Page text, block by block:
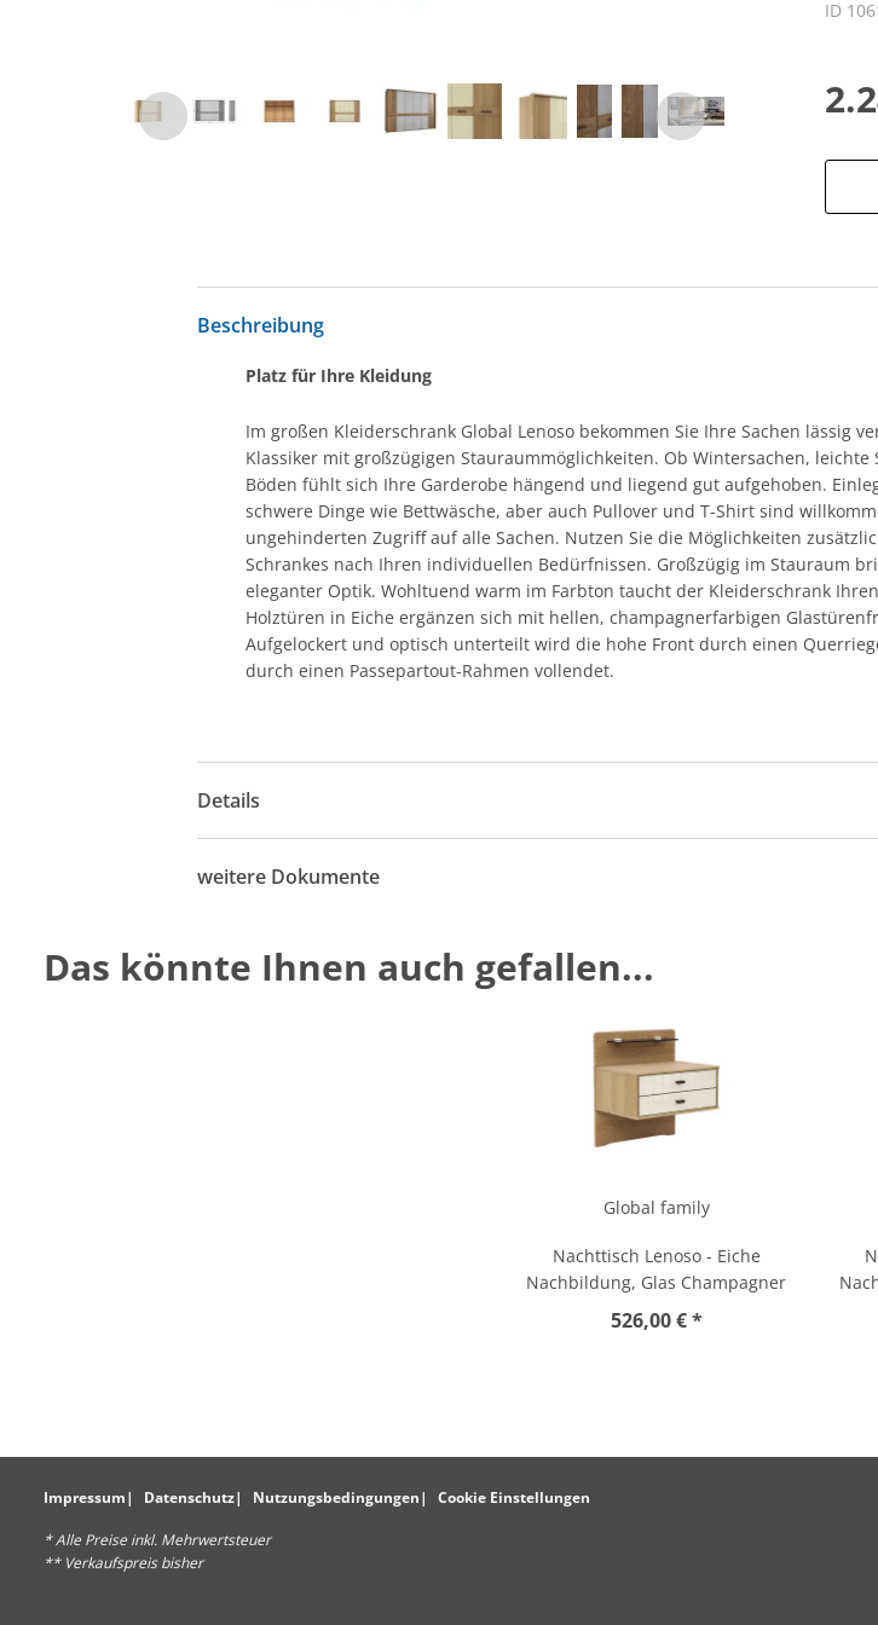
ID
Beschreibung
Platz für Ihre Kleidung
Im großen Kleiderschrank Global Lenoso bekommen Sie Ihre Sachen lässig
Klassiker mit großzügigen Stauraummöglichkeiten. Ob Wintersachen,
Böden fühlt sich Ihre Garderobe hängend und liegend gut aufgehoben.
schwere Dinge wie Bettwäsche, aber auch Pullover und T-Shirt sind
ungehinderten Zugriff auf alle Sachen. Nutzen Sie die Möglichkeiten
Schrankes nach Ihren individuellen Bedürfnissen. Großzügig im Stauraum
eleganter Optik. Wohltuend warm im Farbton taucht der Kleiderschrank
Holztüren in Eiche ergänzen sich mit hellen, champagnerfarbigen
Aufgelockert und optisch unterteilt wird die hohe Front durch einen
durch einen Passepartout-Rahmen vollendet.
Details
weitere Dokumente
Das könnte Ihnen auch gefallen...
Global family
Nachttisch Lenoso - Eiche
Nachbildung, Glas Champagner
526,00 € *
Impressum Datenschutz Nutzungsbedingungen Cookie Einstellungen
* Alle Preise inkl. Mehrwertsteuer
** Verkaufspreis bisher